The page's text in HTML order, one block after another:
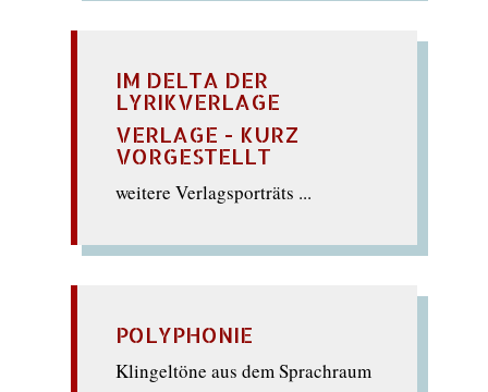
IM DELTA DER
LYRIKVERLAGE
VERLAGE - KURZ
VORGESTELLT
weitere Verlagsporträts ...
POLYPHONIE
Klingeltöne aus dem Sprachraum